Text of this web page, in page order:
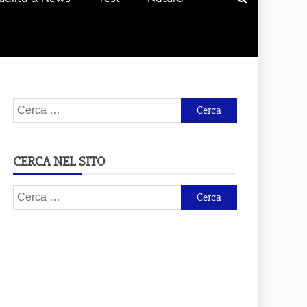
Ricerca
per:
CERCA NEL SITO
Ricerca
per: